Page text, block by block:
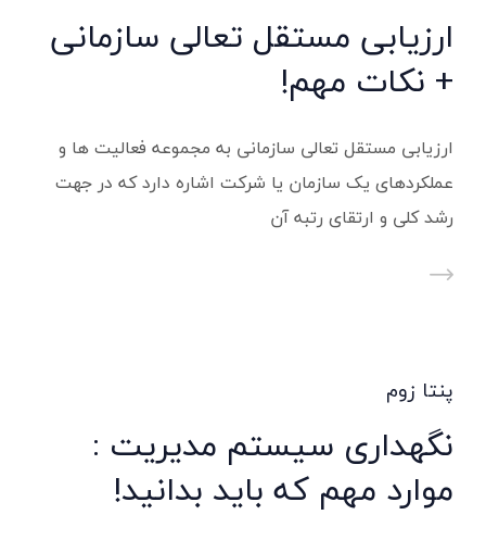
ارزیابی مستقل تعالی سازمانی
+ نکات مهم!
ارزیابی مستقل تعالی سازمانی به مجموعه فعالیت ها و
عملکردهای یک سازمان یا شرکت اشاره دارد که در جهت
رشد کلی و ارتقای رتبه آن
پنتا زوم
نگهداری سیستم مدیریت :
موارد مهم که باید بدانید!